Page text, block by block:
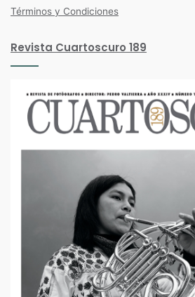
Términos y Condiciones
Revista Cuartoscuro 189